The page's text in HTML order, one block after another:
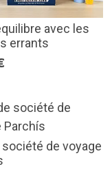
avec les
errants
de voyage